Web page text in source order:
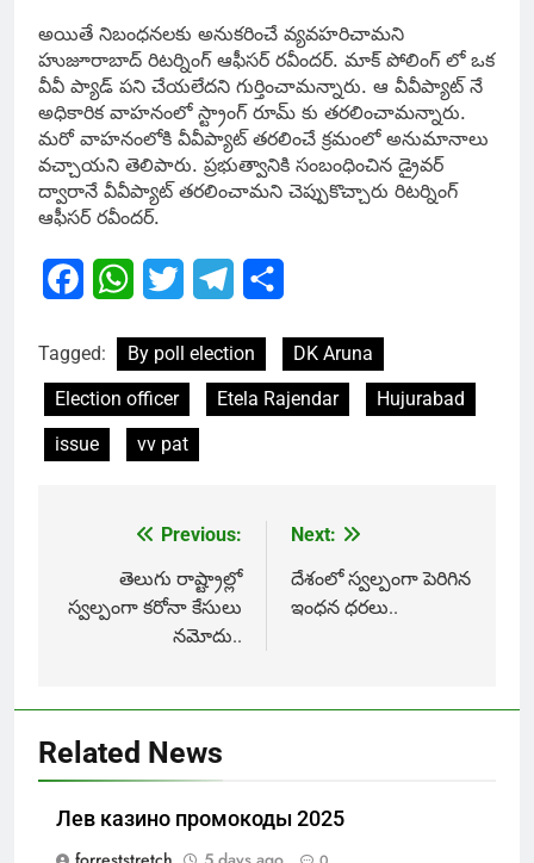
అయితే నిబంధనలకు అనుకరించే వ్యవహరిచామని
హుజూరాబాద్ రిటర్నింగ్ ఆఫీసర్ రవీందర్. మాక్ పోలింగ్ లో ఒక
వీవీ ప్యాడ్ పని చేయలేదని గుర్తించామన్నారు. ఆ వీవీప్యాట్ నే
అధికారిక వాహనంలో స్ట్రాంగ్ రూమ్ కు తరలించామన్నారు.
మరో వాహనంలోకి వీవీప్యాట్ తరలించే క్రమంలో అనుమానాలు
వచ్చాయని తెలిపారు. ప్రభుత్వానికి సంబంధించిన డ్రైవర్
ద్వారానే వీవీప్యాట్ తరలించామని చెప్పుకొచ్చారు రిటర్నింగ్
ఆఫీసర్ రవీందర్.
FacebookWhatsApp
Twitter Telegram
Tagged: By poll election
DK Aruna
Election officer
Etela Rajendar
Hujurabad
issue
vv pat
navigation
Previous:
తెలుగు రాష్ట్రాల్లో
స్వల్పంగా కరోనా కేసులు
నమోదు..
Next:
దేశంలో స్వల్పంగా పెరిగిన
ఇంధన ధరలు..
Related News
Лев казино промокоды 2025